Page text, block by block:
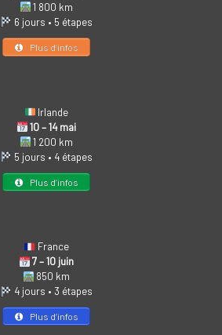
1 800 km
6 jours • 5 étapes
Plus d’infos
Irlande
10 – 14 mai
1 200 km
5 jours • 4 étapes
Plus d’infos
France
7 – 10 juin
850 km
4 jours • 3 étapes
Plus d’infos